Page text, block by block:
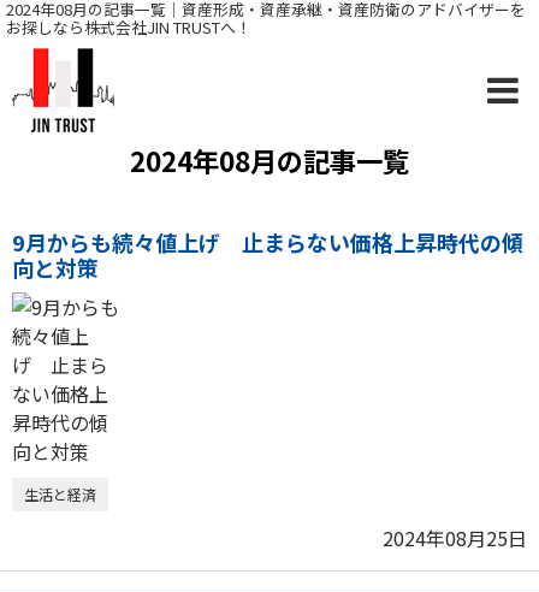
2024年08月の記事一覧｜資産形成・資産承継・資産防衛のアドバイザーを
お探しなら株式会社JIN TRUSTへ！
2024年08月の記事一覧
9月からも続々値上げ 止まらない価格上昇時代の傾
向と対策
生活と経済
2024年08月25日